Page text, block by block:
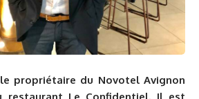
propriétaire du Novotel Avignon